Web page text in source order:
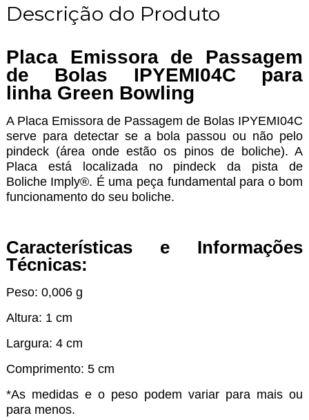
Descrição do Produto
Placa Emissora de Passagem
de Bolas IPYEMI04C para
linha Green Bowling
A Placa Emissora de Passagem de Bolas IPYEMI04C
serve para detectar se a bola passou ou não pelo
pindeck (área onde estão os pinos de boliche). A
Placa está localizada no pindeck da pista de
Boliche Imply®. É uma peça fundamental para o bom
funcionamento do seu boliche.
Características e Informações
Técnicas:
Peso: 0,006 g
Altura: 1 cm
Largura: 4 cm
Comprimento: 5 cm
*As medidas e o peso podem variar para mais ou
para menos.